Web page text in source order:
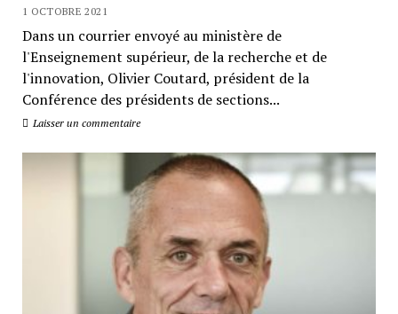
1 OCTOBRE 2021
Dans un courrier envoyé au ministère de
l'Enseignement supérieur, de la recherche et de
l'innovation, Olivier Coutard, président de la
Conférence des présidents de sections...
Laisser un commentaire